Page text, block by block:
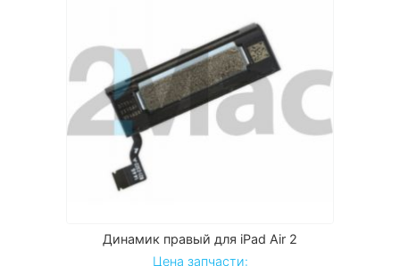
Динамик правый для iPad Air 2
Цена запчасти: